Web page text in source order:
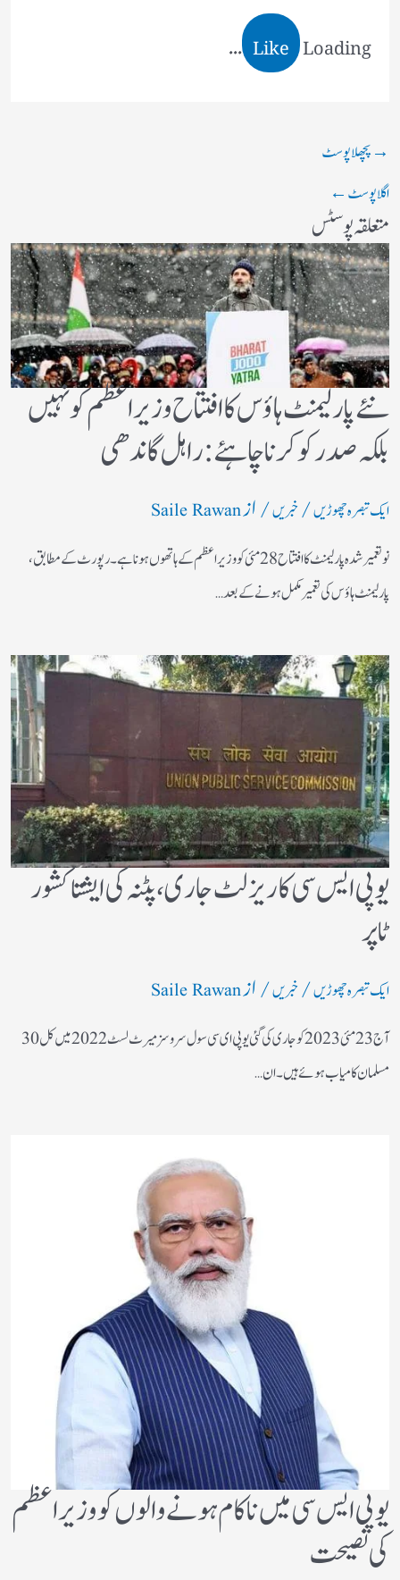
Like Loading...
→پچھلا پوسٹ
اگلا پوسٹ←
متعلقہ پوسٹس
نئے پارلیمنٹ ہاؤس کا افتتاح وزیر اعظم کو نہیں
بلکہ صدر کو کرنا چاہئے: راہل گاندھی​
ایک تبصرہ چھوڑیں/خبریں/ ازSaile Rawan
نو تعمیر شدہ پارلیمنٹ کا افتتاح 28 مئی کو وزیر اعظم کے ہاتھوں ہونا ہے۔رپورٹ کے مطابق،
پارلیمنٹ ہاؤس کی تعمیر مکمل ہونے کے بعد…
یوپی ایس سی کا ریزلٹ جاری، پٹنہ کی ایشتا کشور
ٹاپر
ایک تبصرہ چھوڑیں/خبریں/ ازSaile Rawan
آج 23 مئی 2023 کو جاری کی گئی یو پی ای سی سول سروسز میرٹ لسٹ 2022 میں کل 30
مسلمان کامیاب ہوئے ہیں۔ ان…
یوپی ایس سی میں ناکام ہونے والوں کو وزیر اعظم
کی نصیحت ​